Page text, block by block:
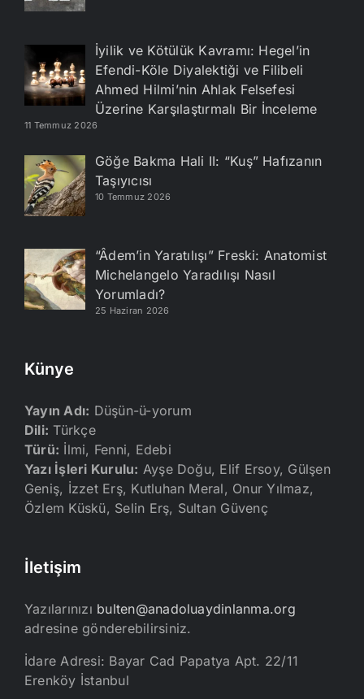
İyilik ve Kötülük Kavramı: Hegel’in
Efendi-Köle Diyalektiği ve Filibeli
Ahmed Hilmi’nin Ahlak Felsefesi
Üzerine Karşılaştırmalı Bir İnceleme
11 Temmuz 2026
Göğe Bakma Hali II: “Kuş” Hafızanın
Taşıyıcısı
10 Temmuz 2026
“Âdem’in Yaratılışı” Freski: Anatomist
Michelangelo Yaradılışı Nasıl
Yorumladı?
25 Haziran 2026
Künye
Yayın Adı: Düşün-ü-yorum
Dili: Türkçe
Türü: İlmi, Fenni, Edebi
Yazı İşleri Kurulu: Ayşe Doğu, Elif Ersoy, Gülşen
Geniş, İzzet Erş, Kutluhan Meral, Onur Yılmaz,
Özlem Küskü, Selin Erş, Sultan Güvenç
İletişim
Yazılarınızı bulten@anadoluaydinlanma.org
adresine gönderebilirsiniz.
İdare Adresi: Bayar Cad Papatya Apt. 22/11
Erenköy İstanbul